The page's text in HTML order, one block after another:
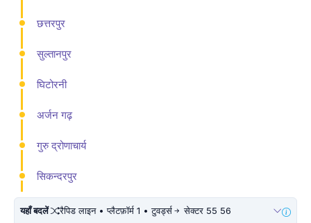
छत्तरपुर
सुल्तानपुर
घिटोरनी
अर्जन गढ़
गुरु द्रोणाचार्य
सिकन्दरपुर
यहाँ बदलें रैपिड लाइन • प्लैटफ़ॉर्म 1 • टुवर्ड्स सेक्टर 55 56